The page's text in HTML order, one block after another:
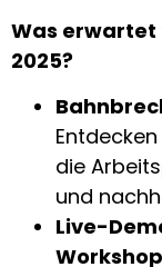
Was erwartet
2025?
die
und
Live-